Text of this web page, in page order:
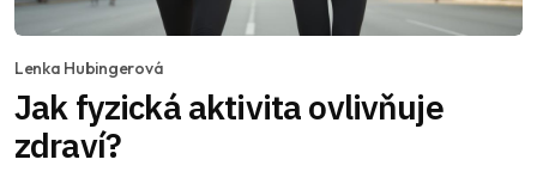
Lenka Hubingerová
Jak fyzická aktivita ovlivňuje
zdraví?